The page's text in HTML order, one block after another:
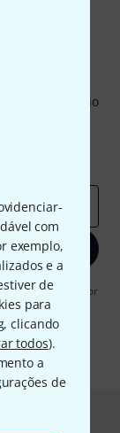
com
exemplo,
e a
de
para
clicando
todos).
a
de
e com um
no
publicidade por
Você pode
nossadiretriz de